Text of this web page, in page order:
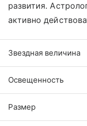
развития.
активно
Звездная величина
Освещенность
Размер